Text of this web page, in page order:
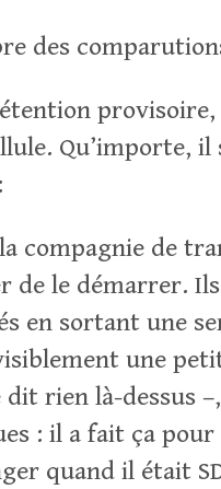
des
provisoire,
Qu’importe,
compagnie de
de le démarrer.
en sortant une
une
rien là-dessus
: il a fait ça
quand il était